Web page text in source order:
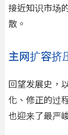
接近知识市场
散。
主网扩容挤
回望发展史，
化、修正的过
也迎来了最严